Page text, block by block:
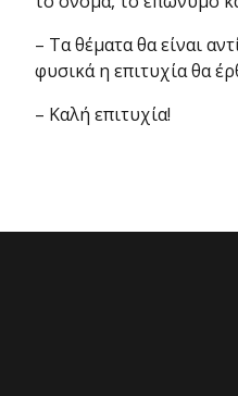
– Τα θέματα θα είναι
φυσικά η επιτυχία θα
– Καλή επιτυχία!